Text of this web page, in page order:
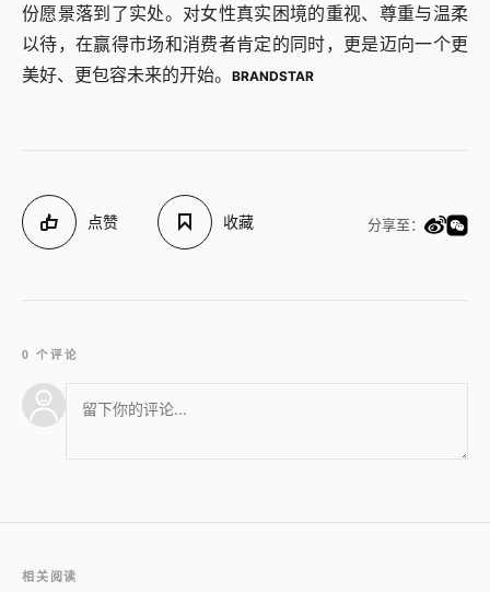
份愿景落到了实处。对女性真实困境的重视、尊重与温柔
以待，在赢得市场和消费者肯定的同时，更是迈向一个更
美好、更包容未来的开始。
BRANDSTAR
点赞 收藏 分享至：
0 个评论
相关阅读